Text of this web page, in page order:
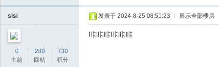
sisi
0
主题
280
回帖
730
积分
发表于 2024-8-25 08:51:23 显示全部楼层
咔咔咔咔咔咔